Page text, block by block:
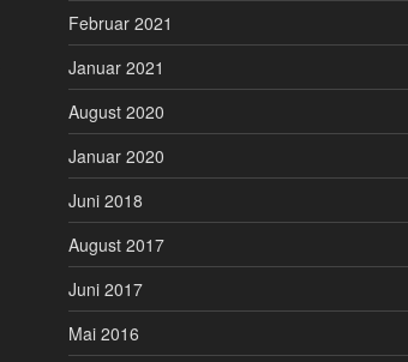
Februar 2021
Januar 2021
August 2020
Januar 2020
Juni 2018
August 2017
Juni 2017
Mai 2016